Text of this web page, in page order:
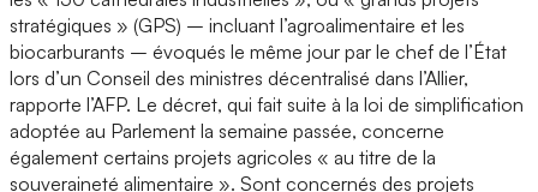
stratégiques » (GPS) – incluant l’agroalimentaire et les
biocarburants – évoqués le même jour par le chef de l’État
lors d’un Conseil des ministres décentralisé dans l’Allier,
rapporte l’AFP. Le décret, qui fait suite à la loi de simplification
adoptée au Parlement la semaine passée, concerne
également certains projets agricoles « au titre de la
souveraineté alimentaire ». Sont concernés des projets